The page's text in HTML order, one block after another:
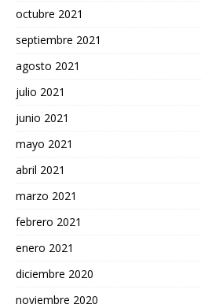
octubre 2021
septiembre 2021
agosto 2021
julio 2021
junio 2021
mayo 2021
abril 2021
marzo 2021
febrero 2021
enero 2021
diciembre 2020
noviembre 2020